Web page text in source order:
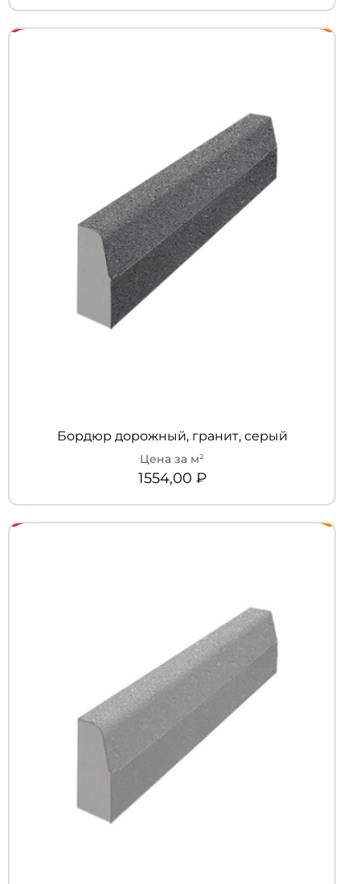
+7 (3452) 600-302
Телефон
zakaz@kedr.agency
Бордюр дорожный, гранит, серый
1554,00 ₽